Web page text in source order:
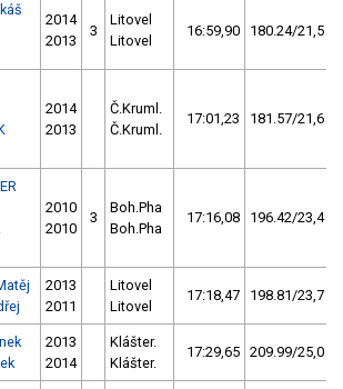
2014
2013
3
Litovel
Litovel
16:59,90 180.24/21,5
2014
2013
Č.Kruml.
Č.Kruml.
17:01,23 181.57/21,6
2010
2010
3
Boh.Pha
Boh.Pha
17:16,08 196.42/23,4
2013
2011
Litovel
Litovel
17:18,47 198.81/23,7
2013
2014
Klášter.
Klášter.
17:29,65 209.99/25,0